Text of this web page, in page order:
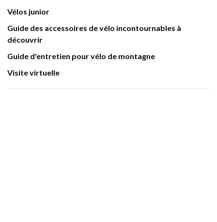
Vélos junior
Guide des accessoires de vélo incontournables à
découvrir
Guide d'entretien pour vélo de montagne
Visite virtuelle